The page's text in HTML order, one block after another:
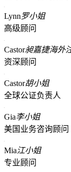
Lynn罗小姐
高级顾问
Castor昶嘉捷海外
资深顾问
Castor胡小姐
全球公证负责人
Gia李小姐
美国业务咨询顾问
Mia江小姐
专业顾问